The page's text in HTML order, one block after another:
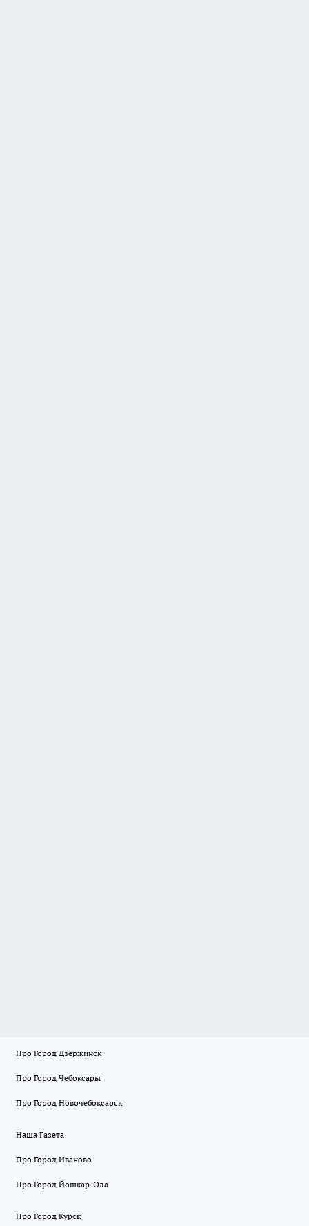
Про Город Дзержинск
Про Город Чебоксары
Про Город Новочебоксарск
Наша Газета
Про Город Иваново
Про Город Йошкар-Ола
Про Город Курск